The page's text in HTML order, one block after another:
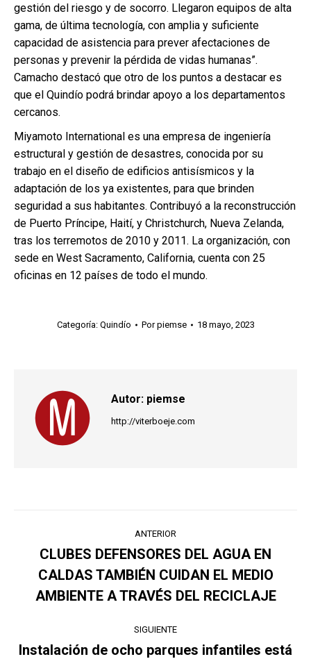
gestión del riesgo y de socorro. Llegaron equipos de alta
gama, de última tecnología, con amplia y suficiente
capacidad de asistencia para prever afectaciones de
personas y prevenir la pérdida de vidas humanas”.
Camacho destacó que otro de los puntos a destacar es
que el Quindío podrá brindar apoyo a los departamentos
cercanos.
Miyamoto International es una empresa de ingeniería
estructural y gestión de desastres, conocida por su
trabajo en el diseño de edificios antisísmicos y la
adaptación de los ya existentes, para que brinden
seguridad a sus habitantes. Contribuyó a la reconstrucción
de Puerto Príncipe, Haití, y Christchurch, Nueva Zelanda,
tras los terremotos de 2010 y 2011. La organización, con
sede en West Sacramento, California, cuenta con 25
oficinas en 12 países de todo el mundo.
Categoría: Quindío Porpiemse 18 mayo, 2023
Autor: piemse
http://viterboeje.com
Navegación
entre
publicaciones
ANTERIOR
Publicación
anterior:
CLUBES DEFENSORES DEL AGUA EN
CALDAS TAMBIÉN CUIDAN EL MEDIO
AMBIENTE A TRAVÉS DEL RECICLAJE
SIGUIENTE
Instalación de ocho parques infantiles está